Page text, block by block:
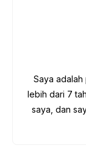
Saya
lebih dari 7
saya, dan